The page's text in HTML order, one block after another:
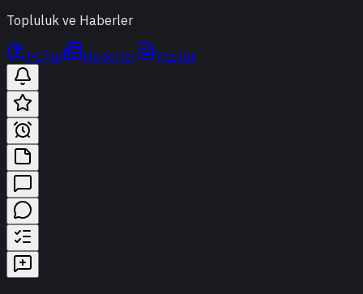
Topluluk ve Haberler
t-Chat Haberler Yazılar